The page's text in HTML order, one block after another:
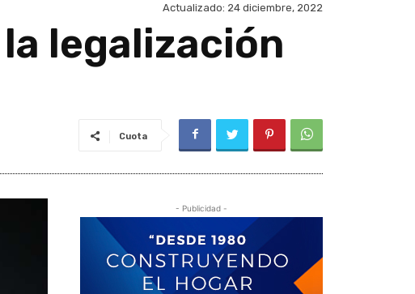
Actualizado: 24 diciembre, 2022
legalización
Cuota
- Publicidad -